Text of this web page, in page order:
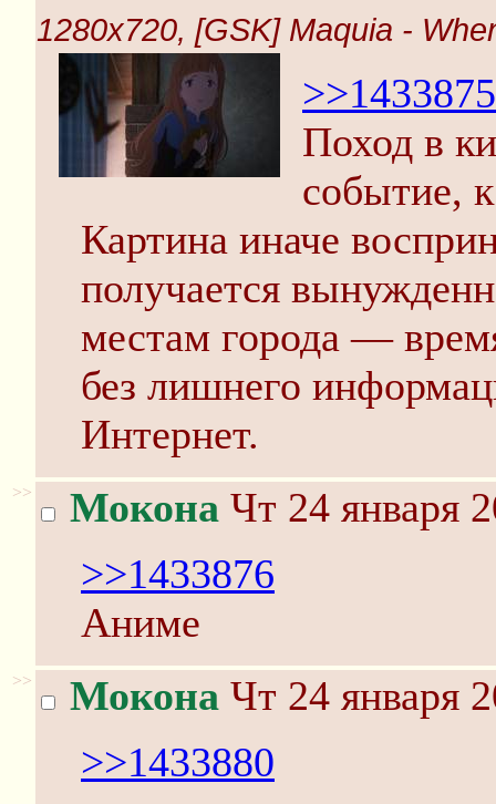
1280x720, [GSK] Maquia -
>>1433875
Поход в
событие,
Картина иначе
получается
местам города —
без лишнего
Интернет.
>> Мокона Чт 24 января
>>1433876
Аниме
>> Мокона Чт 24 января
>>1433880